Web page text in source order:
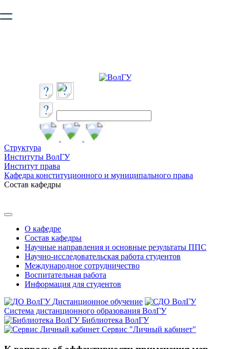
безопасную работу с сайтом. Пожалуйста
Структура
Институты ВолГУ
Институт права
Кафедра конституционного и муниципального права
Состав кафедры
О кафедре
Состав кафедры
Научные направления и основные результаты ППС
Научно-исследовательская работа студентов
Международное сотрудничество
Воспитательная работа
Информация для студентов
Дистанционное обучение
Система дистанционного образования ВолГУ
Библиотека ВолГУ
Сервис "Личный кабинет"